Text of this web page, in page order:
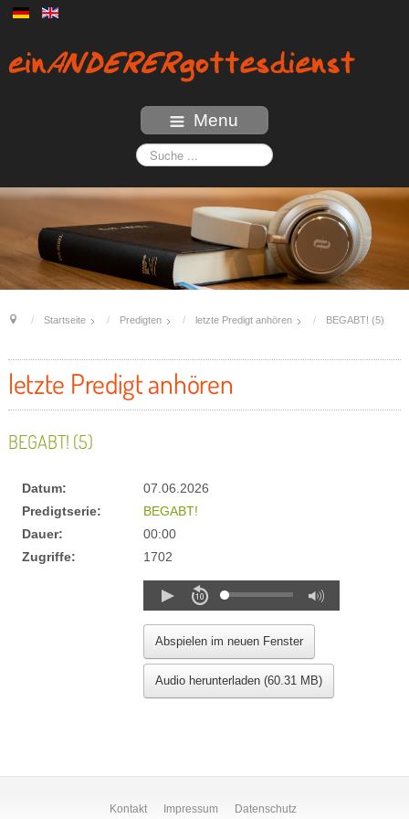
Menu
Startseite Predigten letzte Predigt anhören BEGABT! (5)
letzte Predigt anhören
BEGABT! (5)
Datum:
07.06.2026
Predigtserie:
BEGABT!
Dauer:
00:00
Zugriffe:
1702
Kontakt Impressum Datenschutz